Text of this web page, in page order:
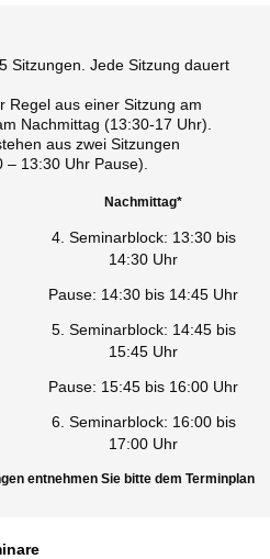
Sitzungen. Jede Sitzung dauert
Regel aus einer Sitzung am
Nachmittag (13:30-17 Uhr).
aus zwei Sitzungen
13:30 Uhr Pause).
Nachmittag*
4. Seminarblock: 13:30 bis
14:30 Uhr
Pause: 14:30 bis 14:45 Uhr
5. Seminarblock: 14:45 bis
15:45 Uhr
Pause: 15:45 bis 16:00 Uhr
6. Seminarblock: 16:00 bis
17:00 Uhr
entnehmen Sie bitte dem Terminplan